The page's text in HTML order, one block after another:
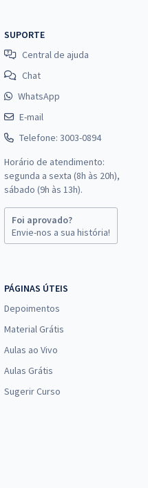
SUPORTE
Central de ajuda
Chat
WhatsApp
E-mail
Telefone: 3003-0894
Horário de atendimento:
segunda a sexta (8h às 20h),
sábado (9h às 13h).
Foi aprovado?
Envie-nos a sua história!
PÁGINAS ÚTEIS
Depoimentos
Material Grátis
Aulas ao Vivo
Aulas Grátis
Sugerir Curso